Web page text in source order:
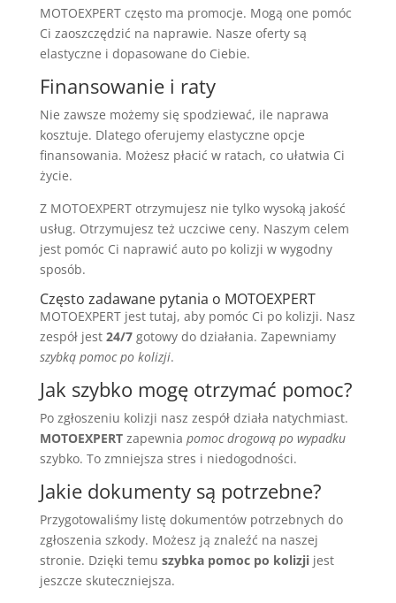
MOTOEXPERT często ma promocje. Mogą one pomóc
Ci zaoszczędzić na naprawie. Nasze oferty są
elastyczne i dopasowane do Ciebie.
Finansowanie i raty
Nie zawsze możemy się spodziewać, ile naprawa
kosztuje. Dlatego oferujemy elastyczne opcje
finansowania. Możesz płacić w ratach, co ułatwia Ci
życie.
Z MOTOEXPERT otrzymujesz nie tylko wysoką jakość
usług. Otrzymujesz też uczciwe ceny. Naszym celem
jest pomóc Ci naprawić auto po kolizji w wygodny
sposób.
Często zadawane pytania o MOTOEXPERT
MOTOEXPERT jest tutaj, aby pomóc Ci po kolizji. Nasz
zespół jest 24/7gotowy do działania. Zapewniamy
szybką pomoc po kolizji.
Jak szybko mogę otrzymać pomoc?
Po zgłoszeniu kolizji nasz zespół działa natychmiast.
MOTOEXPERTzapewnia pomoc drogową po wypadku
szybko. To zmniejsza stres i niedogodności.
Jakie dokumenty są potrzebne?
Przygotowaliśmy listę dokumentów potrzebnych do
zgłoszenia szkody. Możesz ją znaleźć na naszej
stronie. Dzięki temu szybka pomoc po kolizjijest
jeszcze skuteczniejsza.